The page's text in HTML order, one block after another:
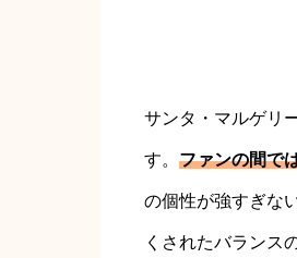
サンタ・マルゲリ
す。 ファンの間で
の個性が強すぎな
くされたバランス